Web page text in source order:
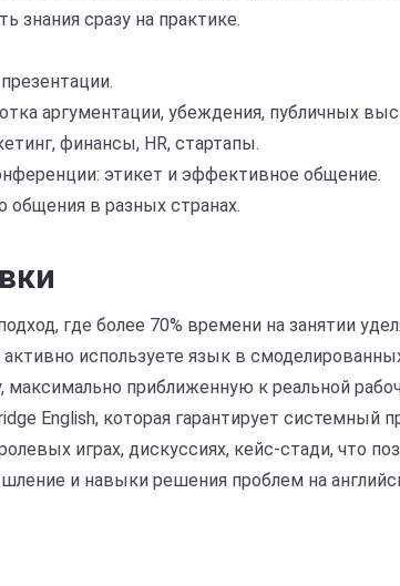
знания сразу на практике.
аргументации, убеждения, публичных
финансы, HR, стартапы.
этикет и эффективное общение.
общения в разных странах.
где более 70% времени на занятии
используете язык в
приближенную к реальной
English, которая гарантирует системный
играх, дискуссиях, кейс-стади, что
и навыки решения проблем на